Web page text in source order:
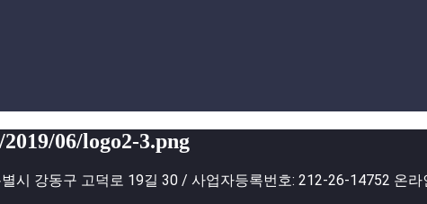
06/logo2-3.png
시 강동구 고덕로 19길 30 / 사업자등록번호: 212-26-14752 온